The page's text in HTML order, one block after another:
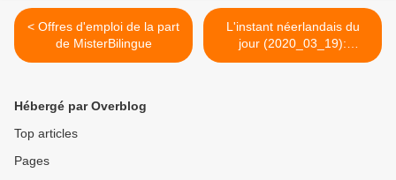
< Offres d'emploi de la part
de MisterBilingue
L'instant néerlandais du
jour (2020_03_19):
lockdown >
Hébergé par Overblog
Top articles
Pages